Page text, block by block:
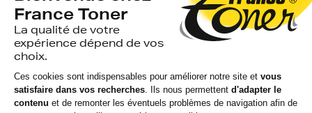
pages
LIVRAISON GRATUITE
7,80 €